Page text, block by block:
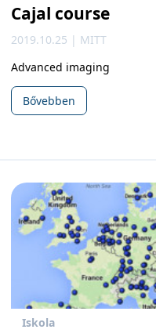
Cajal course
2019.10.25 | MITT
Advanced imaging
Bővebben
Iskola